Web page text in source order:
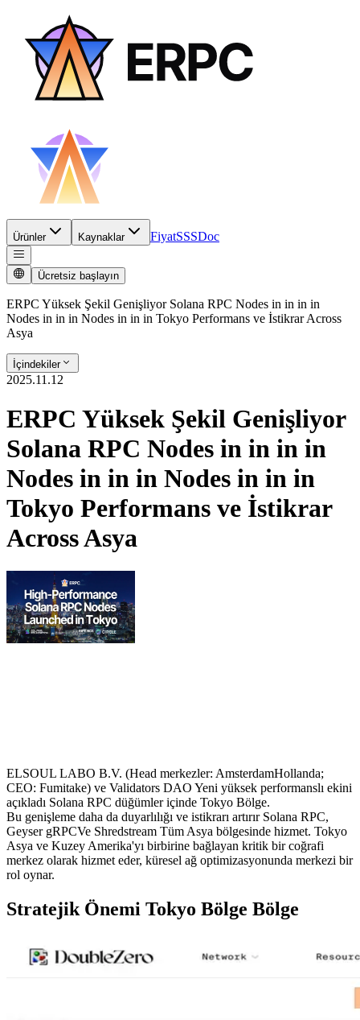
Ürünler Kaynaklar FiyatSSSDoc
Ücretsiz başlayın
ERPC Yüksek Şekil Genişliyor Solana RPC Nodes in in in in
Nodes in in in Nodes in in in Tokyo Performans ve İstikrar Across
Asya
İçindekiler
2025.11.12
ERPC Yüksek Şekil Genişliyor
Solana RPC Nodes in in in in
Nodes in in in Nodes in in in
Tokyo Performans ve İstikrar
Across Asya
ELSOUL LABO B.V. (Head merkezler: AmsterdamHollanda;
CEO: Fumitake) ve Validators DAO Yeni yüksek performanslı ekini
açıkladı Solana RPC düğümler içinde Tokyo Bölge.
Bu genişleme daha da duyarlılığı ve istikrarı artırır Solana RPC,
Geyser gRPCVe Shredstream Tüm Asya bölgesinde hizmet. Tokyo
Asya ve Kuzey Amerika'yı birbirine bağlayan kritik bir coğrafi
merkez olarak hizmet eder, küresel ağ optimizasyonunda merkezi bir
rol oynar.
Stratejik Önemi Tokyo Bölge Bölge